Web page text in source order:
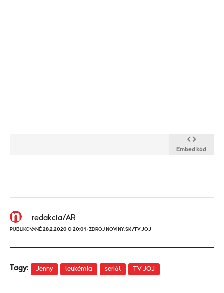
Embed kód
redakcia/AR
PUBLIKOVANÉ 28.2.2020 O 20:01 · ZDROJ NOVINY.SK/TV JOJ
Tagy: Jenny leukémia seriál TV JOJ